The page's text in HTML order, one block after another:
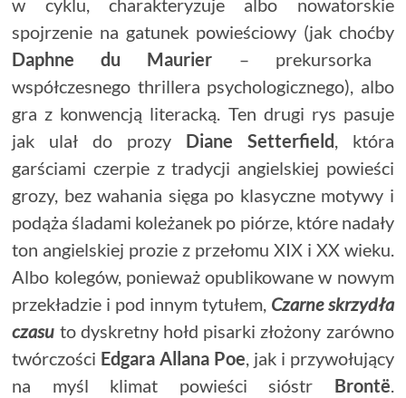
w cyklu, charakteryzuje albo nowatorskie
spojrzenie na gatunek powieściowy (jak choćby
Daphne du Maurier – prekursorka
współczesnego thrillera psychologicznego), albo
gra z konwencją literacką. Ten drugi rys pasuje
jak ulał do prozy Diane Setterfield, która
garściami czerpie z tradycji angielskiej powieści
grozy, bez wahania sięga po klasyczne motywy i
podąża śladami koleżanek po piórze, które nadały
ton angielskiej prozie z przełomu XIX i XX wieku.
Albo kolegów, ponieważ opublikowane w nowym
przekładzie i pod innym tytułem, Czarne skrzydła
czasu to dyskretny hołd pisarki złożony zarówno
twórczości Edgara Allana Poe, jak i przywołujący
na myśl klimat powieści sióstr Brontë.